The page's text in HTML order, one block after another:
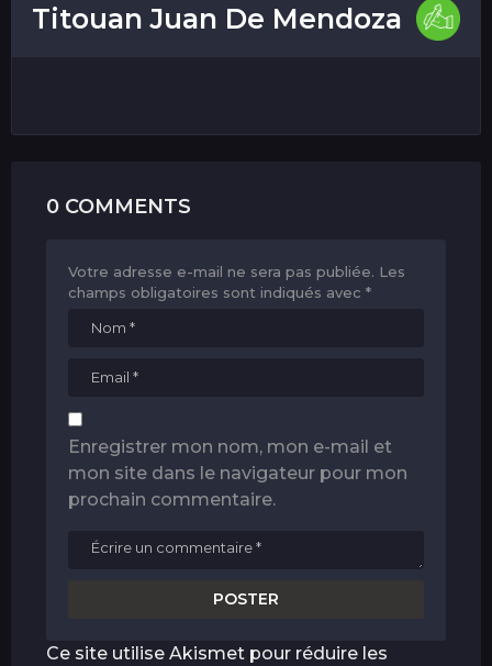
Titouan Juan De Mendoza
0 COMMENTS
Votre adresse e-mail ne sera pas publiée. Les
champs obligatoires sont indiqués avec *
Enregistrer mon nom, mon e-mail et
mon site dans le navigateur pour mon
prochain commentaire.
Ce site utilise Akismet pour réduire les